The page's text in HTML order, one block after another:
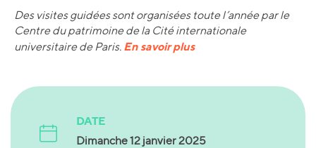
Des visites guidées sont organisées toute l’année par le
Centre du patrimoine de la Cité internationale
universitaire de Paris. En savoir plus
DATE
Dimanche 12 janvier 2025